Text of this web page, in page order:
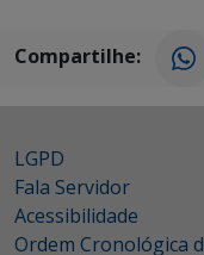
Compartilhe:
LGPD
Fala Servidor
Acessibilidade
Ordem Cronológica